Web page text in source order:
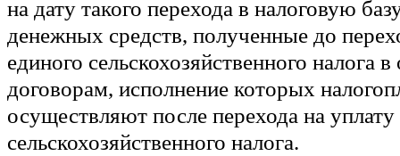
на дату такого перехода в налоговую
денежных средств, полученные до
единого сельскохозяйственного налога
договорам, исполнение которых
осуществляют после перехода на уплату
сельскохозяйственного налога.